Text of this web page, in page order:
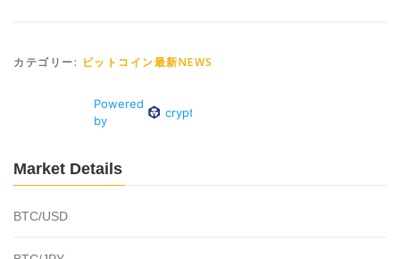
カテゴリー: ビットコイン最新NEWS
Market Details
BTC/USD